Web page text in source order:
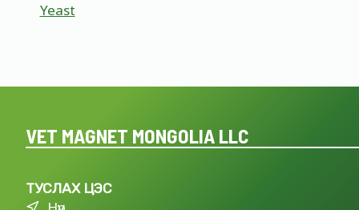
Yeast
VET MAGNET MONGOLIA LLC
ТУСЛАХ ЦЭС